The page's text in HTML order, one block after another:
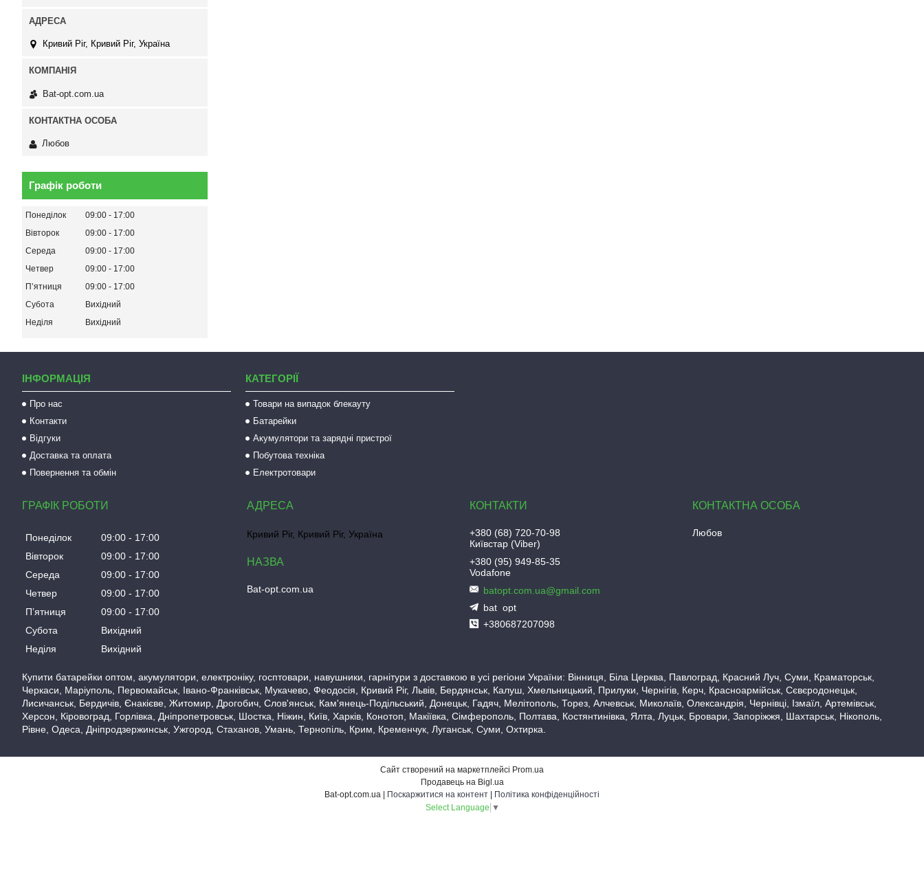
Кривий Ріг, Кривий Ріг, Україна
Bat-opt.com.ua
Любов
Графік роботи
Понеділок 09:00
17:00
Вівторок
09:00
17:00
Середа
09:00
17:00
Четвер
09:00
17:00
Пʼятниця
09:00
17:00
Субота
Вихідний
Неділя
Вихідний
ІНФОРМАЦІЯ
Про нас
Контакти
Відгуки
Доставка та оплата
Повернення та обмін
КАТЕГОРІЇ
Товари на випадок блекауту
Батарейки
Акумулятори та зарядні пристрої
Побутова техніка
Електротовари
ГРАФІК РОБОТИ
Понеділок 09:00
17:00
Вівторок
09:00
17:00
Середа
09:00
17:00
Четвер
09:00
17:00
Пʼятниця
09:00
17:00
Субота
Вихідний
Неділя
Вихідний
Кривий Ріг, Кривий Ріг, Україна
Bat-opt.com.ua
+380 (68) 720-70-98
Київстар (Viber)
+380 (95) 949-85-35
Vodafone
batopt.com.ua@gmail.com
bat_opt
+380687207098
Любов
Купити батарейки оптом, акумулятори, електроніку, госптовари, навушники, гарнітури з доставкою в усі регіони України: Вінниця, Біла Церква, Павлоград, Красний Луч, Суми, Краматорськ,
Черкаси, Маріуполь, Первомайськ, Івано-Франківськ, Мукачево, Феодосія, Кривий Ріг, Львів, Бердянськ, Калуш, Хмельницький, Прилуки, Чернігів, Керч, Красноармійськ, Сєвєродонецьк,
Лисичанськ, Бердичів, Єнакієве, Житомир, Дрогобич, Слов'янськ, Кам'янець-Подільський, Донецьк, Гадяч, Мелітополь, Торез, Алчевськ, Миколаїв, Олександрія, Чернівці, Ізмаїл, Артемівськ,
Херсон, Кіровоград, Горлівка, Дніпропетровськ, Шостка, Ніжин, Київ, Харків, Конотоп, Макіївка, Сімферополь, Полтава, Костянтинівка, Ялта, Луцьк, Бровари, Запоріжжя, Шахтарськ, Нікополь,
Рівне, Одеса, Дніпродзержинськ, Ужгород, Стаханов, Умань, Тернопіль, Крим, Кременчук, Луганськ, Суми, Охтирка.
Сайт створений на маркетплейсі Prom.ua
Продавець на Bigl.ua
Поскаржитися на контент
Політика конфіденційності
Select Language ▼